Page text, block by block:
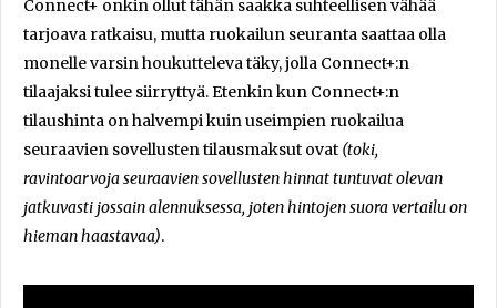
Connect+ onkin ollut tähän saakka suhteellisen vähää
tarjoava ratkaisu, mutta ruokailun seuranta saattaa olla
monelle varsin houkutteleva täky, jolla Connect+:n
tilaajaksi tulee siirryttyä. Etenkin kun Connect+:n
tilaushinta on halvempi kuin useimpien ruokailua
seuraavien sovellusten tilausmaksut ovat (toki,
ravintoarvoja seuraavien sovellusten hinnat tuntuvat olevan
jatkuvasti jossain alennuksessa, joten hintojen suora vertailu on
hieman haastavaa).